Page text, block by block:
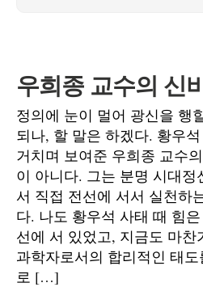
우희종 교수의 신
정의에 눈이 멀어 광신을 행
되나, 할 말은 하겠다. 황우
거치며 보여준 우희종 교수
이 아니다. 그는 분명 시대정
서 직접 전선에 서서 실천하
다. 나도 황우석 사태 때 힘
선에 서 있었고, 지금도 마
과학자로서의 합리적인 태
로 […]